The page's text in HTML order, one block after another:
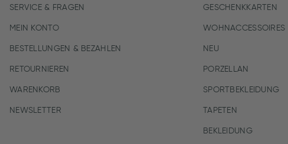
SERVICE & FRAGEN
MEIN KONTO
BESTELLUNGEN & BEZAHLEN
RETOURNIEREN
WARENKORB
NEWSLETTER
GESCHENKKARTEN
WOHNACCESSOIRES
NEU
PORZELLAN
SPORTBEKLEIDUNG
TAPETEN
BEKLEIDUNG